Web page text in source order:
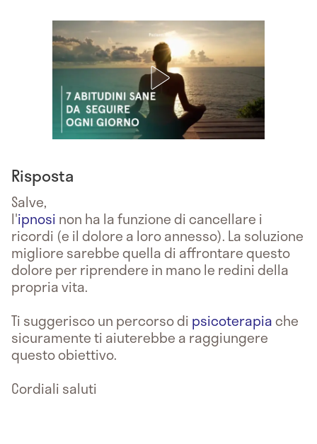
Risposta
Salve,
l'ipnosi non ha la funzione di cancellare i
ricordi (e il dolore a loro annesso). La soluzione
migliore sarebbe quella di affrontare questo
dolore per riprendere in mano le redini della
propria vita.
Ti suggerisco un percorso di psicoterapiache
sicuramente ti aiuterebbe a raggiungere
questo obiettivo.
Cordiali saluti